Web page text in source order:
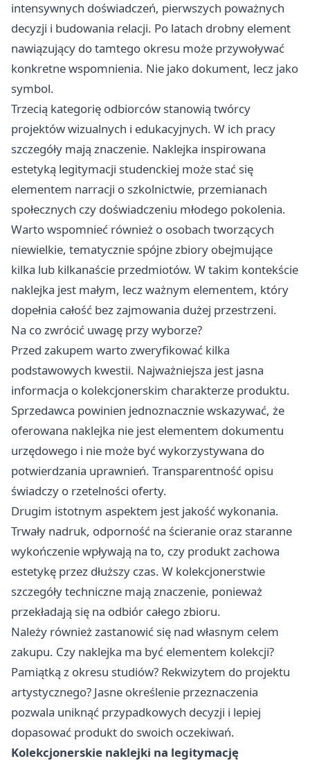
intensywnych doświadczeń, pierwszych poważnych
decyzji i budowania relacji. Po latach drobny element
nawiązujący do tamtego okresu może przywoływać
konkretne wspomnienia. Nie jako dokument, lecz jako
symbol.
Trzecią kategorię odbiorców stanowią twórcy
projektów wizualnych i edukacyjnych. W ich pracy
szczegóły mają znaczenie. Naklejka inspirowana
estetyką legitymacji studenckiej może stać się
elementem narracji o szkolnictwie, przemianach
społecznych czy doświadczeniu młodego pokolenia.
Warto wspomnieć również o osobach tworzących
niewielkie, tematycznie spójne zbiory obejmujące
kilka lub kilkanaście przedmiotów. W takim kontekście
naklejka jest małym, lecz ważnym elementem, który
dopełnia całość bez zajmowania dużej przestrzeni.
Na co zwrócić uwagę przy wyborze?
Przed zakupem warto zweryfikować kilka
podstawowych kwestii. Najważniejsza jest jasna
informacja o kolekcjonerskim charakterze produktu.
Sprzedawca powinien jednoznacznie wskazywać, że
oferowana naklejka nie jest elementem dokumentu
urzędowego i nie może być wykorzystywana do
potwierdzania uprawnień. Transparentność opisu
świadczy o rzetelności oferty.
Drugim istotnym aspektem jest jakość wykonania.
Trwały nadruk, odporność na ścieranie oraz staranne
wykończenie wpływają na to, czy produkt zachowa
estetykę przez dłuższy czas. W kolekcjonerstwie
szczegóły techniczne mają znaczenie, ponieważ
przekładają się na odbiór całego zbioru.
Należy również zastanowić się nad własnym celem
zakupu. Czy naklejka ma być elementem kolekcji?
Pamiątką z okresu studiów? Rekwizytem do projektu
artystycznego? Jasne określenie przeznaczenia
pozwala uniknąć przypadkowych decyzji i lepiej
dopasować produkt do swoich oczekiwań.
Kolekcjonerskie naklejki na legitymację